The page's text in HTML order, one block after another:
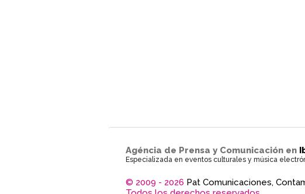
Agéncia de Prensa y Comunicación en
Especializada en eventos culturales y música
© 2009 - 2026 Pat Comunicaciones,